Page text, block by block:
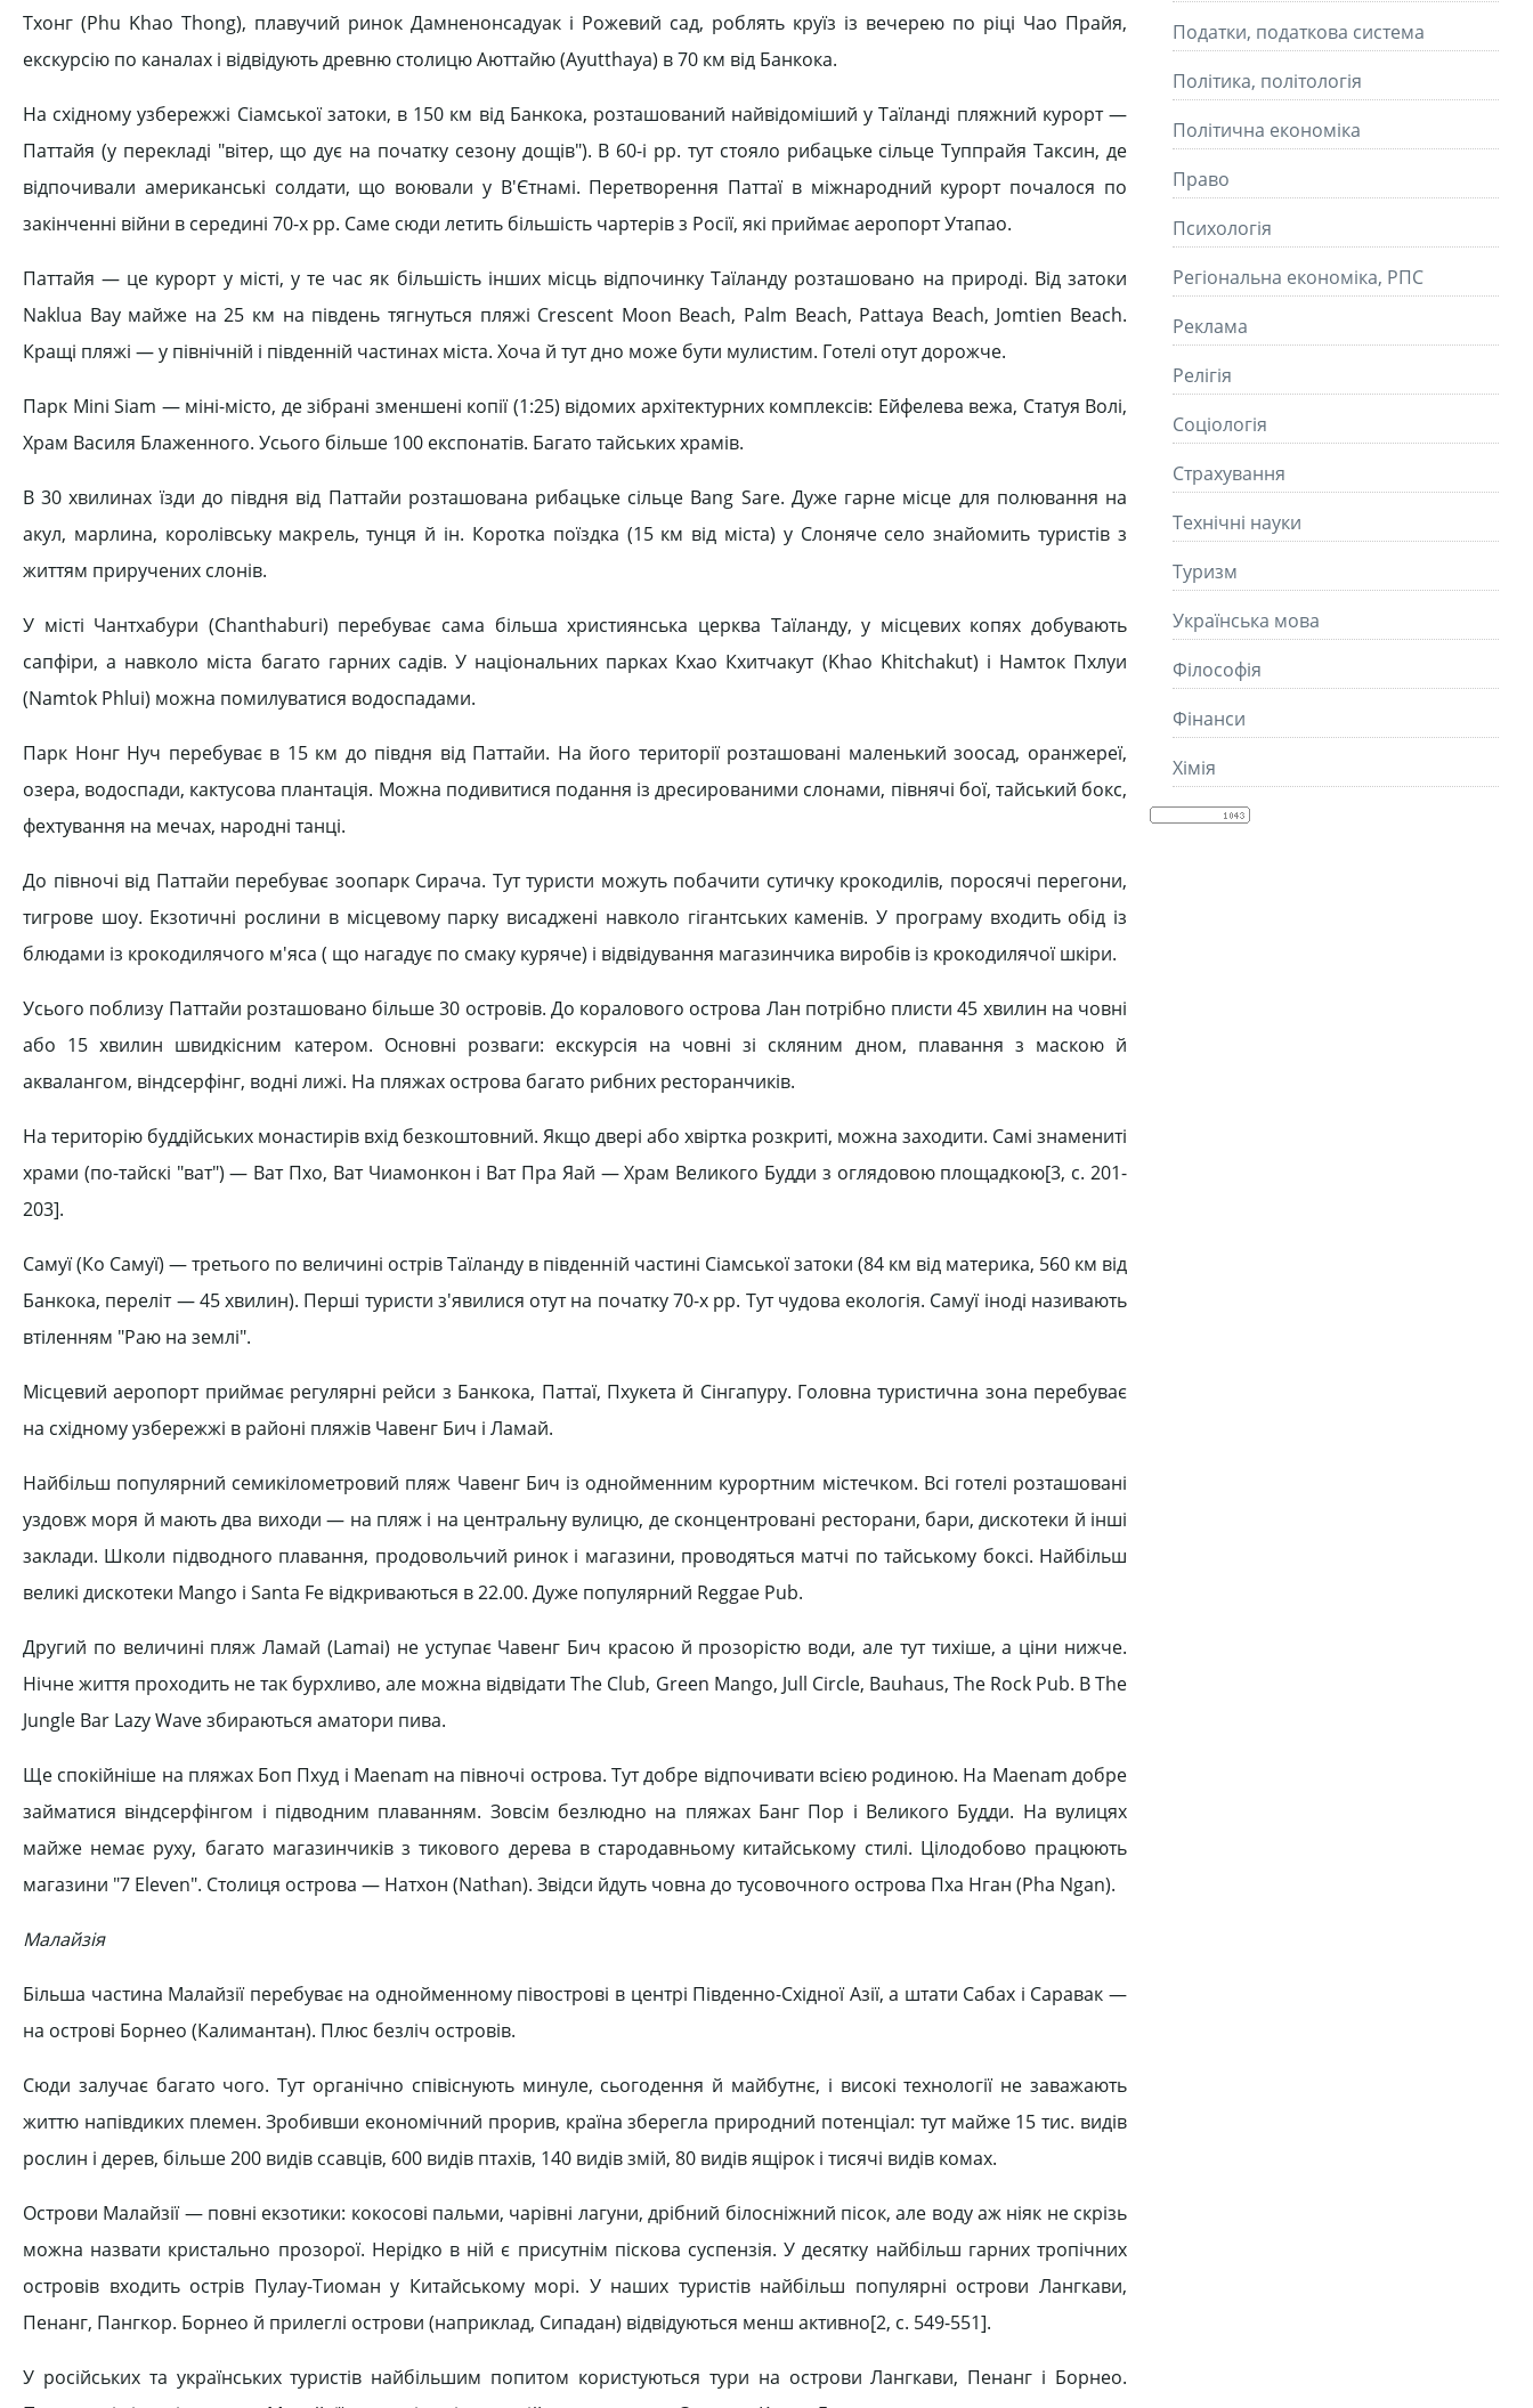
Тхонг (Phu Khao Thong), плавучий ринок Дамненонсадуак і Рожевий сад, роблять круїз із вечерею по ріці Чао Прайя,
екскурсію по каналах і відвідують древню столицю Аюттайю (Ayutthaya) в 70 км від Банкока.
На східному узбережжі Сіамської затоки, в 150 км від Банкока, розташований найвідоміший у Таїланді пляжний курорт —
Паттайя (у перекладі "вітер, що дує на початку сезону дощів"). В 60-і рр. тут стояло рибацьке сільце Туппрайя Таксин, де
відпочивали американські солдати, що воювали у В'Єтнамі. Перетворення Паттаї в міжнародний курорт почалося по
закінченні війни в середині 70-х рр. Саме сюди летить більшість чартерів з Росії, які приймає аеропорт Утапао.
Паттайя — це курорт у місті, у те час як більшість інших місць відпочинку Таїланду розташовано на природі. Від затоки
Naklua Bay майже на 25 км на південь тягнуться пляжі Crescent Moon Beach, Palm Beach, Pattaya Beach, Jomtіen Beach.
Кращі пляжі — у північній і південній частинах міста. Хоча й тут дно може бути мулистим. Готелі отут дорожче.
Парк Mіnі Sіam — міні-місто, де зібрані зменшені копії (1:25) відомих архітектурних комплексів: Ейфелева вежа, Статуя Волі,
Храм Василя Блаженного. Усього більше 100 експонатів. Багато тайських храмів.
В 30 хвилинах їзди до півдня від Паттайи розташована рибацьке сільце Bang Sare. Дуже гарне місце для полювання на
акул, марлина, королівську макрель, тунця й ін. Коротка поїздка (15 км від міста) у Слоняче село знайомить туристів з
життям приручених слонів.
У місті Чантхабури (Chanthaburі) перебуває сама більша християнська церква Таїланду, у місцевих копях добувають
сапфіри, а навколо міста багато гарних садів. У національних парках Кхао Кхитчакут (Khao Khіtchakut) і Намток Пхлуи
(Namtok Phluі) можна помилуватися водоспадами.
Парк Нонг Нуч перебуває в 15 км до півдня від Паттайи. На його території розташовані маленький зоосад, оранжереї,
озера, водоспади, кактусова плантація. Можна подивитися подання із дресированими слонами, півнячі бої, тайський бокс,
фехтування на мечах, народні танці.
До півночі від Паттайи перебуває зоопарк Сирача. Тут туристи можуть побачити сутичку крокодилів, поросячі перегони,
тигрове шоу. Екзотичні рослини в місцевому парку висаджені навколо гігантських каменів. У програму входить обід із
блюдами із крокодилячого м'яса ( що нагадує по смаку куряче) і відвідування магазинчика виробів із крокодилячої шкіри.
Усього поблизу Паттайи розташовано більше 30 островів. До коралового острова Лан потрібно плисти 45 хвилин на човні
або 15 хвилин швидкісним катером. Основні розваги: екскурсія на човні зі скляним дном, плавання з маскою й
аквалангом, віндсерфінг, водні лижі. На пляжах острова багато рибних ресторанчиків.
На територію буддійських монастирів вхід безкоштовний. Якщо двері або хвіртка розкриті, можна заходити. Самі знамениті
храми (по-тайскі "ват") — Ват Пхо, Ват Чиамонкон і Ват Пра Яай — Храм Великого Будди з оглядовою площадкою[3, c. 201-
203].
Самуї (Ко Самуї) — третього по величині острів Таїланду в південній частині Сіамської затоки (84 км від материка, 560 км від
Банкока, переліт — 45 хвилин). Перші туристи з'явилися отут на початку 70-х рр. Тут чудова екологія. Самуї іноді називають
втіленням "Раю на землі".
Місцевий аеропорт приймає регулярні рейси з Банкока, Паттаї, Пхукета й Сінгапуру. Головна туристична зона перебуває
на східному узбережжі в районі пляжів Чавенг Бич і Ламай.
Найбільш популярний семикілометровий пляж Чавенг Бич із однойменним курортним містечком. Всі готелі розташовані
уздовж моря й мають два виходи — на пляж і на центральну вулицю, де сконцентровані ресторани, бари, дискотеки й інші
заклади. Школи підводного плавання, продовольчий ринок і магазини, проводяться матчі по тайському боксі. Найбільш
великі дискотеки Mango і Santa Fe відкриваються в 22.00. Дуже популярний Reggae Pub.
Другий по величині пляж Ламай (Lamaі) не уступає Чавенг Бич красою й прозорістю води, але тут тихіше, а ціни нижче.
Нічне життя проходить не так бурхливо, але можна відвідати The Club, Green Mango, Jull Cіrcle, Bauhaus, The Rock Pub. В The
Jungle Bar Lazy Wave збираються аматори пива.
Ще спокійніше на пляжах Боп Пхуд і Маеnam на півночі острова. Тут добре відпочивати всією родиною. На Maenam добре
займатися віндсерфінгом і підводним плаванням. Зовсім безлюдно на пляжах Банг Пор і Великого Будди. На вулицях
майже немає руху, багато магазинчиків з тикового дерева в стародавньому китайському стилі. Цілодобово працюють
магазини "7 Eleven". Столиця острова — Натхон (Nathan). Звідси йдуть човна до тусовочного острова Пха Нган (Pha Ngan).
Малайзія
Більша частина Малайзії перебуває на однойменному півострові в центрі Південно-Східної Азії, а штати Сабах і Саравак —
на острові Борнео (Калимантан). Плюс безліч островів.
Сюди залучає багато чого. Тут органічно співіснують минуле, сьогодення й майбутнє, і високі технології не заважають
життю напівдиких племен. Зробивши економічний прорив, країна зберегла природний потенціал: тут майже 15 тис. видів
рослин і дерев, більше 200 видів ссавців, 600 видів птахів, 140 видів змій, 80 видів ящірок і тисячі видів комах.
Острови Малайзії — повні екзотики: кокосові пальми, чарівні лагуни, дрібний білосніжний пісок, але воду аж ніяк не скрізь
можна назвати кристально прозорої. Нерідко в ній є присутнім піскова суспензія. У десятку найбільш гарних тропічних
островів входить острів Пулау-Тиоман у Китайському морі. У наших туристів найбільш популярні острови Лангкави,
Пенанг, Пангкор. Борнео й прилеглі острови (наприклад, Сипадан) відвідуються менш активно[2, c. 549-551].
У російських та українських туристів найбільшим попитом користуються тури на острови Лангкави, Пенанг і Борнео.
Податки, податкова система
Політика, політологія
Політична економіка
Право
Психологія
Регіональна економіка, РПС
Реклама
Релігія
Соціологія
Страхування
Технічні науки
Туризм
Українська мова
Філософія
Фінанси
Хімія